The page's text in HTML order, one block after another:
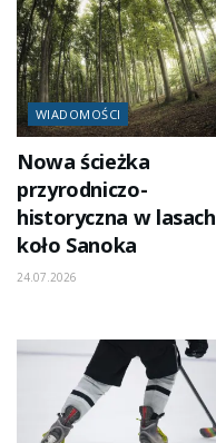
WIADOMOŚCI
Nowa ścieżka
przyrodniczo-
historyczna w lasach
koło Sanoka
24.07.2026